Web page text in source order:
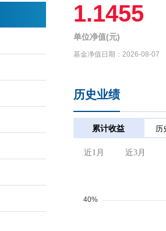
1.1455
单位净值(元)
基金净值日期： 2026-08-07
历史业绩
累计收益 历
近1月 近3月